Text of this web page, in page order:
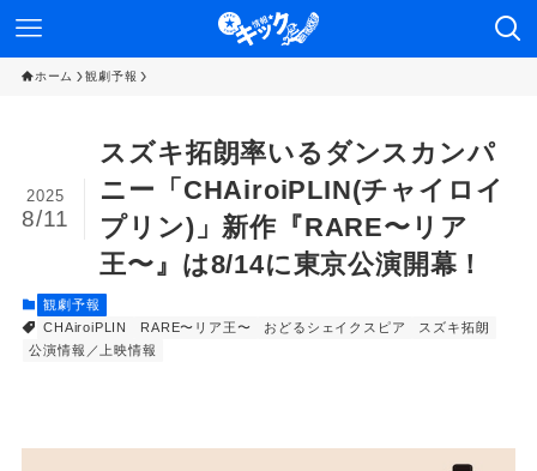
ホーム 観劇予報
スズキ拓朗率いるダンスカンパ
ニー「CHAiroiPLIN(チャイロイ
プリン)」新作『RARE〜リア
王〜』は8/14に東京公演開幕！
2025
8/11
観劇予報
CHAiroiPLIN
RARE〜リア王〜 おどるシェイクスピア
スズキ拓朗
公演情報／上映情報